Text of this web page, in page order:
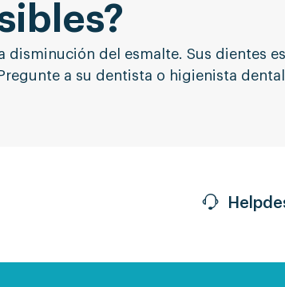
disminución del esmalte. Sus dientes
a su dentista o higienista